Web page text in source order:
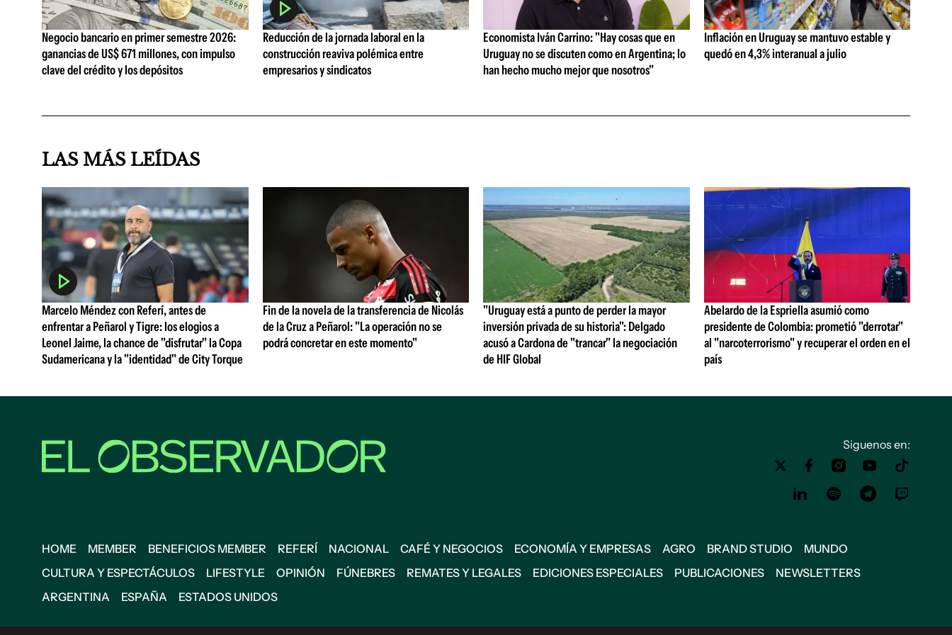
Negocio bancario en primer semestre 2026:
ganancias de US$ 671 millones, con impulso
clave del crédito y los depósitos
Reducción de la jornada laboral en la
construcción reaviva polémica entre
empresarios y sindicatos
Economista Iván Carrino: "Hay cosas que en
Uruguay no se discuten como en Argentina; lo
han hecho mucho mejor que nosotros"
Inflación en Uruguay se mantuvo estable y
quedó en 4,3% interanual a julio
LAS MÁS LEÍDAS
Marcelo Méndez con Referí, antes de
enfrentar a Peñarol y Tigre: los elogios a
Leonel Jaime, la chance de "disfrutar" la Copa
Sudamericana y la "identidad" de City Torque
Fin de la novela de la transferencia de Nicolás
de la Cruz a Peñarol: "La operación no se
podrá concretar en este momento"
"Uruguay está a punto de perder la mayor
inversión privada de su historia": Delgado
acusó a Cardona de "trancar" la negociación
de HIF Global
Abelardo de la Espriella asumió como
presidente de Colombia: prometió "derrotar"
al "narcoterrorismo" y recuperar el orden en el
país
Siguenos en:
HOME MEMBER BENEFICIOS MEMBER REFERÍ NACIONAL CAFÉ Y NEGOCIOS ECONOMÍA Y EMPRESAS AGRO BRAND STUDIO
MUNDO
CULTURA Y ESPECTÁCULOS
LIFESTYLE OPINIÓN FÚNEBRES REMATES Y LEGALES EDICIONES ESPECIALES PUBLICACIONES
NEWSLETTERS
ARGENTINA
ESPAÑA ESTADOS UNIDOS